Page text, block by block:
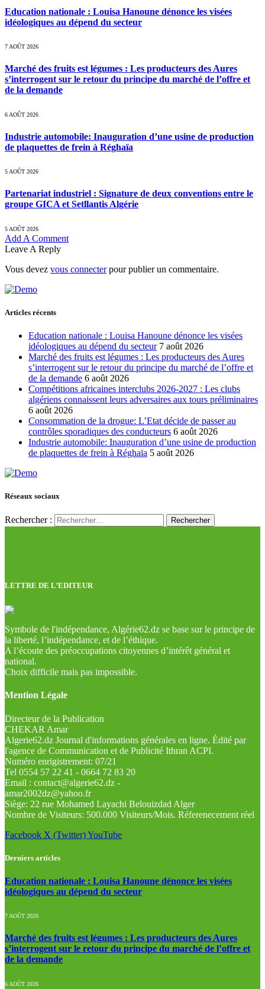
Education nationale : Louisa Hanoune dénonce les visées
idéologiques au dépend du secteur
7 AOÛT 2026
Marché des fruits est légumes : Les producteurs des Aures
s’interrogent sur le retour du principe du marché de l’offre et
de la demande
6 AOÛT 2026
Industrie automobile: Inauguration d’une usine de production
de plaquettes de frein à Réghaïa
5 AOÛT 2026
Partenariat industriel : Signature de deux conventions entre le
groupe GICA et Setllantis Algérie
5 AOÛT 2026
Add A Comment
Leave A Reply
Vous devez vous connecterpour publier un commentaire.
Articles récents
Education nationale : Louisa Hanoune dénonce les visées
idéologiques au dépend du secteur 7 août 2026
Marché des fruits est légumes : Les producteurs des Aures
s’interrogent sur le retour du principe du marché de l’offre et
de la demande 6 août 2026
Compétitions africaines interclubs 2026-2027 : Les clubs
algériens connaissent leurs adversaires aux tours préliminaires
6 août 2026
Consommation de la drogue: L’Etat décide de passer au
contrôles sporadiques des conducteurs 6 août 2026
Industrie automobile: Inauguration d’une usine de production
de plaquettes de frein à Réghaïa 5 août 2026
Réseaux sociaux
Rechercher :
LETTRE DE L’EDITEUR
Symbole de l'indépendance, Algérie62.dz se base sur le principe de
la liberté, l’indépendance, et de l’éthique.
A l’écoute des préoccupations citoyennes d’intérêt général et
national.
Choix difficile mais pas impossible.
Mention Légale
Directeur de la Publication
CHEKAR Amar
Algerie62.dz Journal d'informations générales en ligne. Édité par
l'agence de Communication et de Publicité Ithran ACPI.
Numéro enrigistrement: 07/21
Tel 0554 57 22 41 - 0664 72 83 20
Email : contact@algerie62.dz -
amar2002dz@yahoo.fr
Siège: 22 rue Mohamed Layachi Belouizdad Alger
Nombre de Visiteurs: 500.000 Visiteurs/Mois. Réferenecement réel
Facebook X (Twitter)YouTube
Derniers articles
Education nationale : Louisa Hanoune dénonce les visées
idéologiques au dépend du secteur
7 AOÛT 2026
Marché des fruits est légumes : Les producteurs des Aures
s’interrogent sur le retour du principe du marché de l’offre et
de la demande
6 AOÛT 2026